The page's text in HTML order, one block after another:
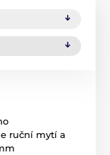
ruční mytí a